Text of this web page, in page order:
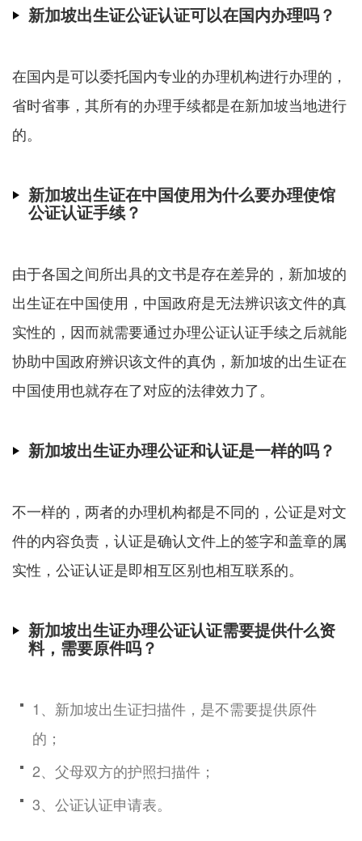
新加坡出生证公证认证可以在国内办理吗？
在国内是可以委托国内专业的办理机构进行办理的，
省时省事，其所有的办理手续都是在新加坡当地进行
的。
新加坡出生证在中国使用为什么要办理使馆
公证认证手续？
由于各国之间所出具的文书是存在差异的，新加坡的
出生证在中国使用，中国政府是无法辨识该文件的真
实性的，因而就需要通过办理公证认证手续之后就能
协助中国政府辨识该文件的真伪，新加坡的出生证在
中国使用也就存在了对应的法律效力了。
新加坡出生证办理公证和认证是一样的吗？
不一样的，两者的办理机构都是不同的，公证是对文
件的内容负责，认证是确认文件上的签字和盖章的属
实性，公证认证是即相互区别也相互联系的。
新加坡出生证办理公证认证需要提供什么资
料，需要原件吗？
1、新加坡出生证扫描件，是不需要提供原件
的；
2、父母双方的护照扫描件；
3、公证认证申请表。